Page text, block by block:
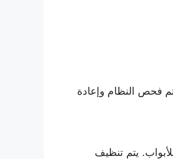
فحص النظام وإعادة
يتم تنظيف